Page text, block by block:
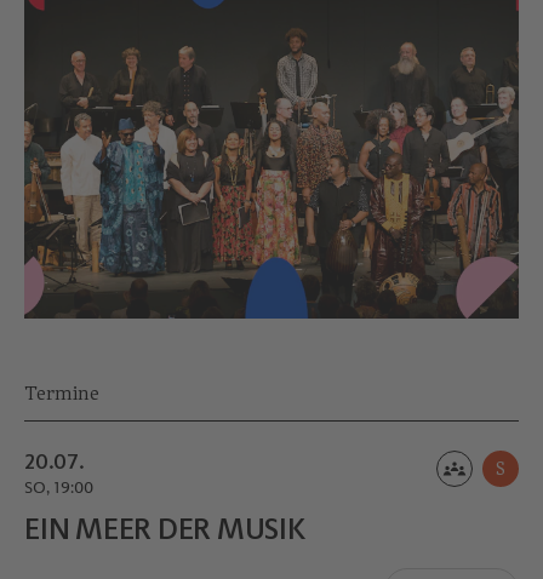
Termine
20.07.
SO, 19:00
S
EIN MEER DER MUSIK